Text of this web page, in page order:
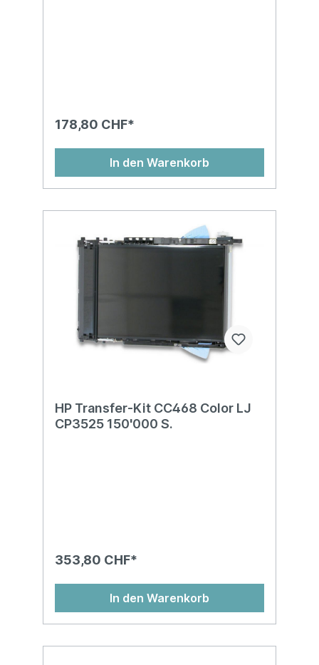
178,80 CHF*
In den Warenkorb
HP Transfer-Kit CC468 Color LJ
CP3525 150'000 S.
353,80 CHF*
In den Warenkorb